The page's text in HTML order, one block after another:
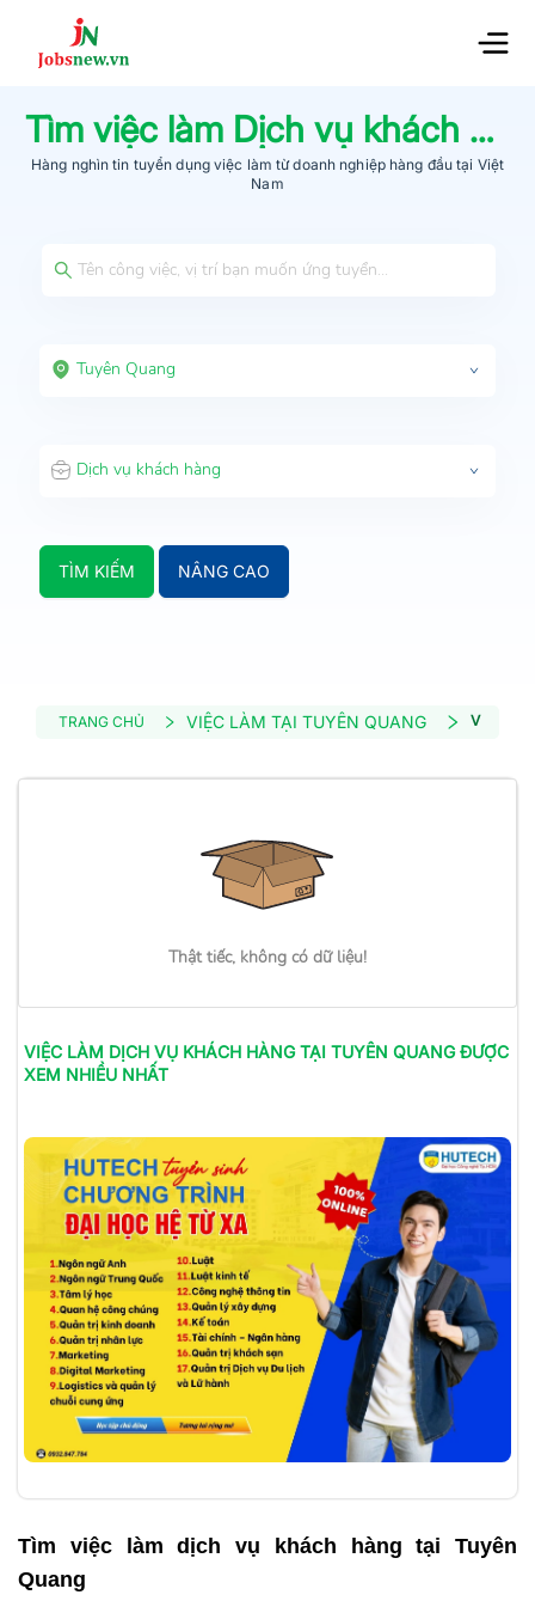
Tìm việc làm Dịch vụ khách hàng
Hàng nghìn tin tuyển dụng việc làm từdoanh nghiệp hàng đầu tại Việt
Nam
Tuyên Quang
Dịch vụ khách hàng
TÌM KIẾM NÂNG CAO
TRANG CHỦ VIỆC LÀM TẠI TUYÊN QUANG VIỆC
Thật tiếc, không có dữ liệu!
VIỆC LÀM DỊCH VỤ KHÁCH HÀNGTẠI TUYÊN QUANGĐƯỢC
XEM NHIỀU NHẤT
Tìm việc làm dịch vụ khách hàng tại Tuyên
Quang